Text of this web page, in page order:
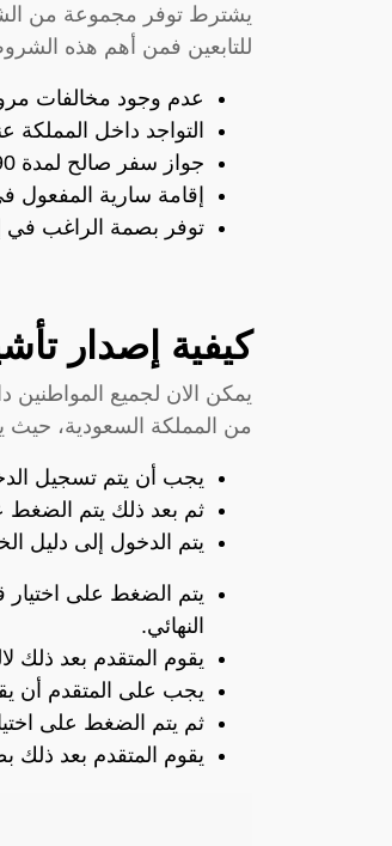
يشترط توفر مجموعة من
للتابعين فمن أهم هذه
عدم وجود مخالفات
التواجد داخل المملكة
جواز سفر صالح لمدة 90 يوم على الأقل.
إقامة سارية المفعول
توفر بصمة الراغب في
كيفية إصدار
يمكن الان لجميع المواطنين
من المملكة السعودية، حيث
يجب أن يتم تسجيل
ثم بعد ذلك يتم الضغط
يتم الدخول إلى دليل
يتم الضغط على اختيار
النهائي.
يقوم المتقدم بعد ذلك
يجب على المتقدم أن
ثم يتم الضغط على
يقوم المتقدم بعد ذلك